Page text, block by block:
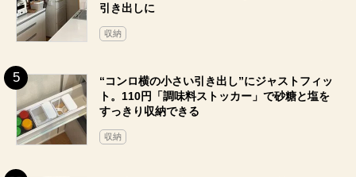
引き出しに
収納
“コンロ横の小さい引き出し”にジャストフィッ
ト。110円「調味料ストッカー」で砂糖と塩を
すっきり収納できる
収納